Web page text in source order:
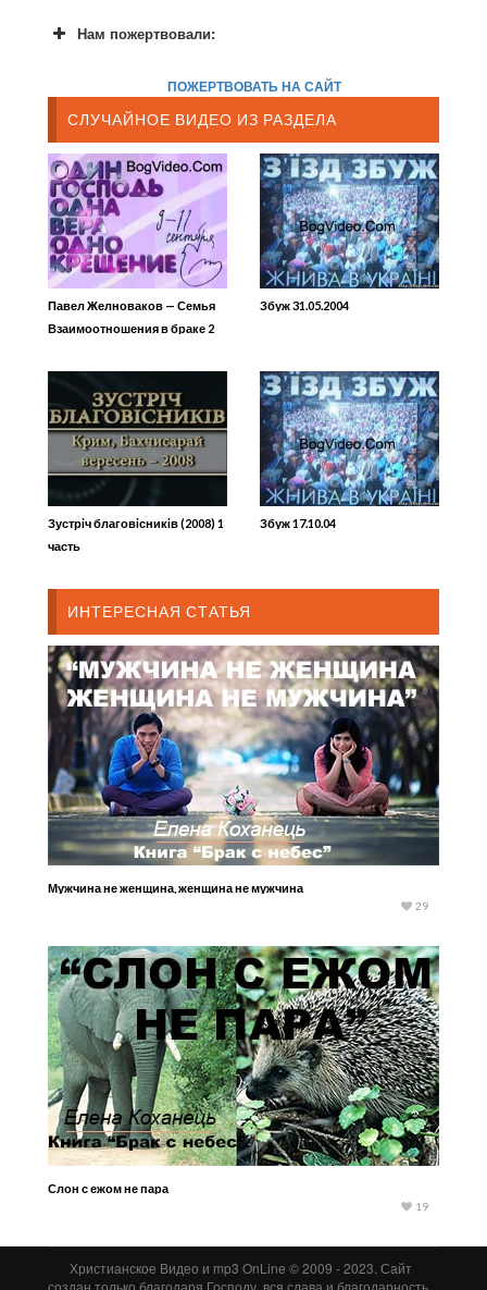
Нам пожертвовали:
ПОЖЕРТВОВАТЬ НА САЙТ
СЛУЧАЙНОЕ ВИДЕО ИЗ РАЗДЕЛА
Павел Желноваков — Семья
Взаимоотношения в браке 2
Збуж 31.05.2004
Зустрiч благовiсникiв (2008) 1
часть
Збуж 17.10.04
ИНТЕРЕСНАЯ СТАТЬЯ
Мужчина не женщина, женщина не мужчина
29
Слон с ежом не пара
19
Христианское Видео и mp3 OnLine © 2009 - 2023. Сайт
создан только благодаря Господу, вся слава и благодарность